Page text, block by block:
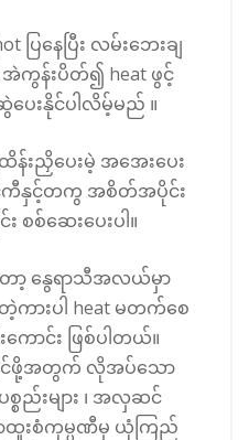
ပြနေပြီး လမ်းဘေးချ
အဲကွန်းပိတ်၍ heat ဖွင့်
ေးနိုင်ပါလိမ့်မည် ။
န်းညှိပေးမဲ့ အအေးပေး
င်ကီနှင့်တကွ အစိတ်အပိုင်း
စစ်ဆေးပေးပါ။
နွေရာသီအလယ်မှာ
တဲ့ကားပါ heat မတက်စေ
ောင်း ဖြစ်ပါတယ်။
င်ဖို့အတွက် လိုအပ်သော
စည်းများ ၊ အလှဆင်
ာထူးစံကုမ္ပဏီမှ ယုံကြည်